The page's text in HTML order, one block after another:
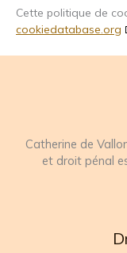
Cette politique de
cookiedatabase.org
Catherine de
et droit pénal